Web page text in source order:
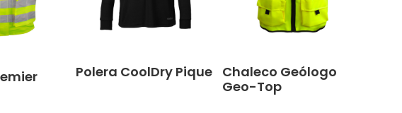
Polera CoolDry Pique
Chaleco Geólogo
Geo-Top